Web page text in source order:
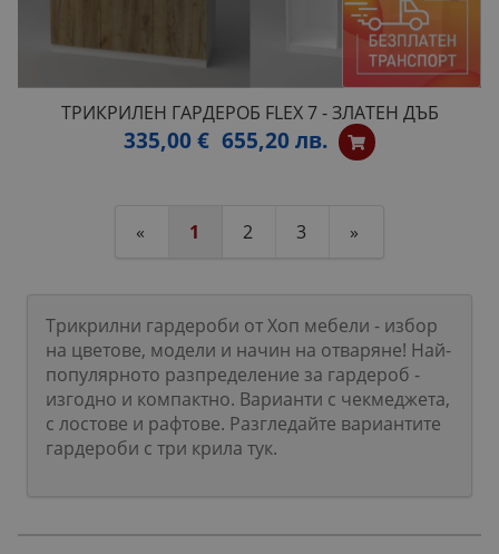
ТРИКРИЛЕН ГАРДЕРОБ FLEX 7 - ЗЛАТЕН ДЪБ
335,00 € 655,20 лв.
« 1 2 3 »
Трикрилни гардероби от Хоп мебели - избор
на цветове, модели и начин на отваряне! Най-
популярното разпределение за гардероб -
изгодно и компактно. Варианти с чекмеджета,
с лостове и рафтове. Разгледайте вариантите
гардероби с три крила тук.